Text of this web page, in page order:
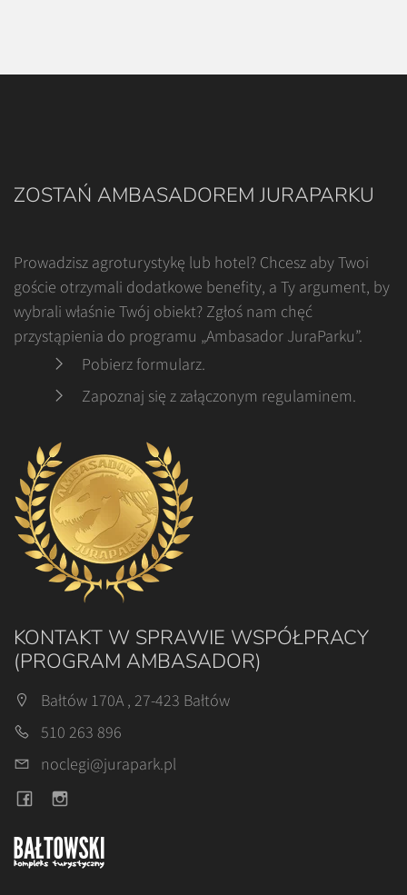
ZOSTAŃ AMBASADOREM JURAPARKU
Prowadzisz agroturystykę lub hotel? Chcesz aby Twoi
goście otrzymali dodatkowe benefity, a Ty argument, by
wybrali właśnie Twój obiekt? Zgłoś nam chęć
przystąpienia do programu „Ambasador JuraParku”.
Pobierz formularz.
Zapoznaj się z załączonym regulaminem.
KONTAKT W SPRAWIE WSPÓŁPRACY
(PROGRAM AMBASADOR)
Bałtów 170A , 27-423 Bałtów
510 263 896
noclegi@jurapark.pl